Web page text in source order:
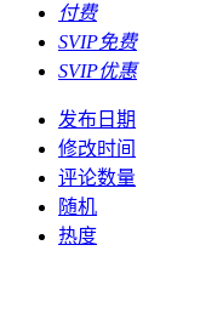
付费
SVIP免费
SVIP优惠
发布日期
修改时间
评论数量
随机
热度